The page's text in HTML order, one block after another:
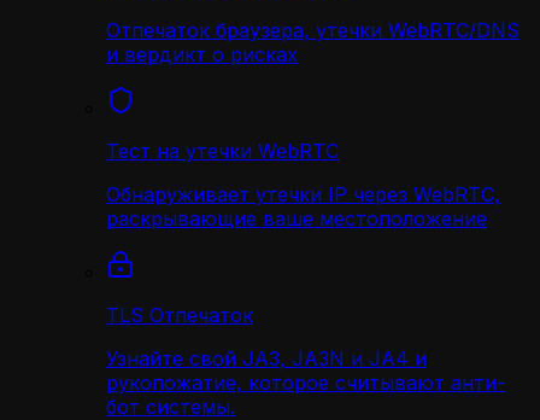
Отпечаток браузера, утечки WebRTC/DNS
и вердикт о рисках
Тест на утечки WebRTC
Обнаруживает утечки IP через WebRTC,
раскрывающие ваше местоположение
TLS Отпечаток
Узнайте свой JA3, JA3N и JA4 и
рукопожатие, которое считывают анти-
бот системы.